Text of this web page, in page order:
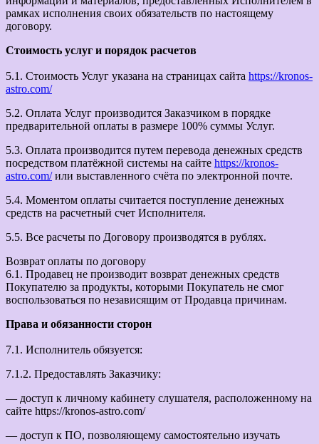
рамках исполнения своих обязательств по настоящему
договору.
Стоимость услуг и порядок расчетов
5.1. Стоимость Услуг указана на страницах сайта https://kronos-
astro.com/
5.2. Оплата Услуг производится Заказчиком в порядке
предварительной оплаты в размере 100% суммы Услуг.
5.3. Оплата производится путем перевода денежных средств
посредством платёжной системы на сайте https://kronos-
astro.com/или выставленного счёта по электронной почте.
5.4. Моментом оплаты считается поступление денежных
средств на расчетный счет Исполнителя.
5.5. Все расчеты по Договору производятся в рублях.
Возврат оплаты по договору
6.1. Продавец не производит возврат денежных средств
Покупателю за продукты, которыми Покупатель не смог
воспользоваться по независящим от Продавца причинам.
Права и обязанности сторон
7.1. Исполнитель обязуется:
7.1.2. Предоставлять Заказчику:
— доступ к личному кабинету слушателя, расположенному на
сайте https://kronos-astro.com/
— доступ к ПО, позволяющему самостоятельно изучать